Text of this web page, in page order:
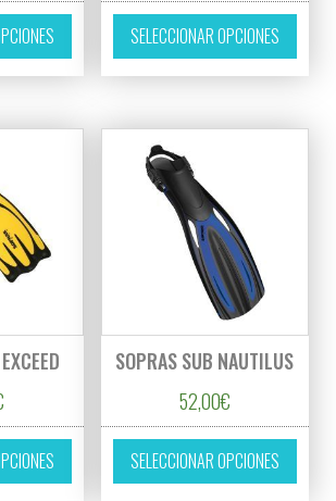
Este producto tiene múltiples variantes.
SELECCIONAR OPCIONES
Este
Este producto tiene múltiples variantes.
SOPRAS SUB NAUTILUS
52,00€
SELECCIONAR OPCIONES
Este